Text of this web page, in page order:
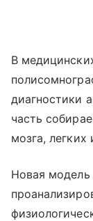
В
диагностики
часть
мозга, легких
Новая модель